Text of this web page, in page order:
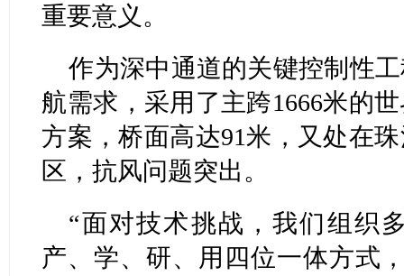
重要意义。
作为深中通道的关键控制性
航需求，采用了主跨1666米的
方案，桥面高达91米，又处在
区，抗风问题突出。
“面对技术挑战，我们组织
产、学、研、用四位一体方式